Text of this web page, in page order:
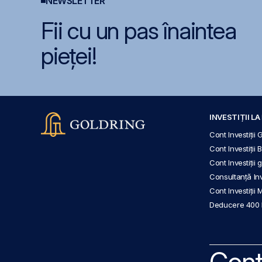
Fii cu un pas înaintea
pieței!
INVESTIȚII LA
Cont Investiții
Cont Investiții
Cont Investiții
Consultanță
Cont Investiții
Deducere 400